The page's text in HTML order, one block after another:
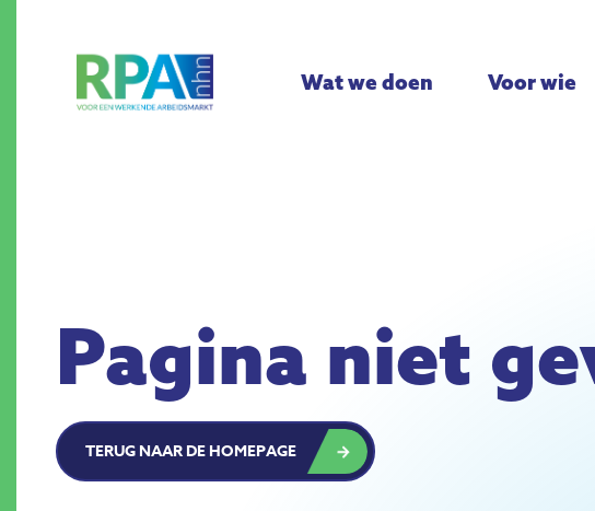
Wat we doen Voor wie
Pagina niet
TERUG NAAR DE HOMEPAGE